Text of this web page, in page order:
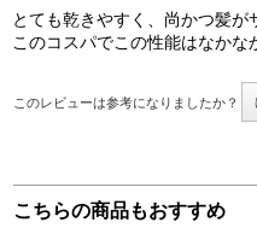
とても乾きやすく、尚かつ髪が
このコスパでこの性能はなかな
このレビューは参考になりましたか？
こちらの商品もおすすめ